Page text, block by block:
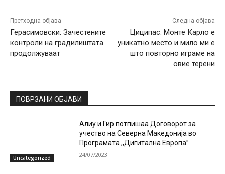
Претходна објава
Герасимовски: Зачестените
контроли на градилиштата
продолжуваат
Следна објава
Циципас: Монте Карло е
уникатно место и мило ми е
што повторно играме на
овие терени
ПОВРЗАНИ ОБЈАВИ
Uncategorized
Алиу и Гир потпишаа Договорот за
учество на Северна Македонија во
Програмата ,,Дигитална Европа”
24/07/2023